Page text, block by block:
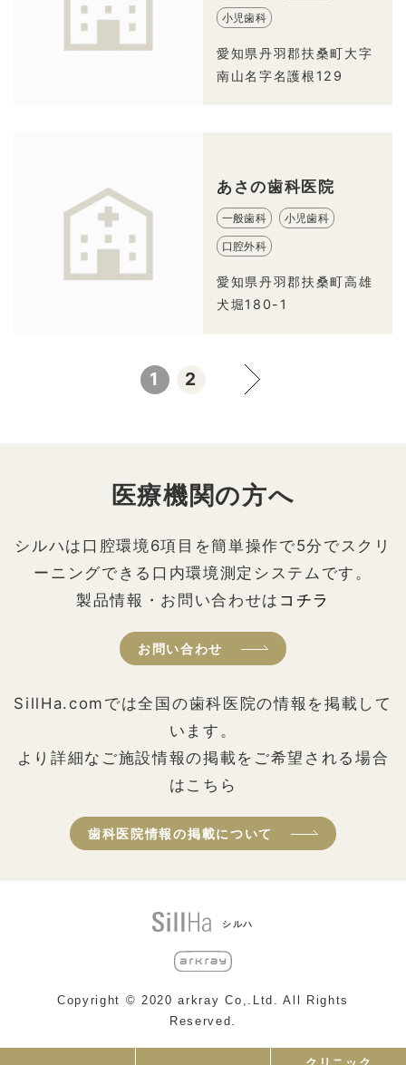
小児歯科
愛知県丹羽郡扶桑町大字
南山名字名護根129
あさの歯科医院
一般歯科 小児歯科
口腔外科
愛知県丹羽郡扶桑町高雄
犬堀180-1
1 2
医療機関の方へ
シルハは口腔環境6項目を簡単操作で5分でスクリ
ーニングできる口内環境測定システムです。
製品情報・お問い合わせは コチラ
お問い合わせ
SillHa.comでは全国の歯科医院の情報を掲載して
います。
より詳細なご施設情報の掲載をご希望される場合
はこちら
歯科医院情報の掲載について
シルハ
Copyright © 2020 arkray Co,.Ltd. All Rights
Reserved.